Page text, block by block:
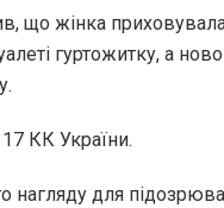
жінка приховувала
гуртожитку, а
КК України.
для